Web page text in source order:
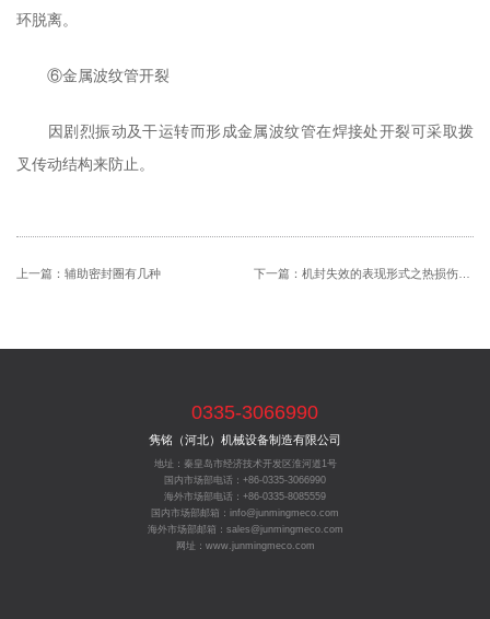
环脱离。
⑥金属波纹管开裂
因剧烈振动及干运转而形成金属波纹管在焊接处开裂可采取拨
叉传动结构来防止。
上一篇： 辅助密封圈有几种 下一篇：机封失效的表现形式之热损伤损坏
0335-3066990
隽铭（河北）机械设备制造有限公司
地址：秦皇岛市经济技术开发区淮河道1号
国内市场部电话：+86-0335-3066990
海外市场部电话：+86-0335-8085559
国内市场部邮箱：info@junmingmeco.com
海外市场部邮箱：sales@junmingmeco.com
网址：www.junmingmeco.com